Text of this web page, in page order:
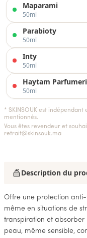
Maparami
50ml
Parabioty
50ml
Inty
50ml
Haytam
50ml
* SKINSOUK est
mentionnés.
Vous êtes revendeur et
retrait@skinsouk.ma
Description du
Offre une protection anti-
même en situations de
transpiration et absorber
peau, même sensible,